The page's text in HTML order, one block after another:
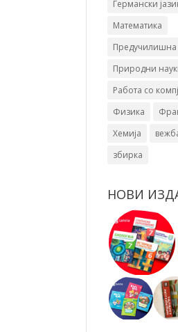
Германски
Математика
Предучилишна
Природни
Работа со
Физика
Хемија
збирка
НОВИ